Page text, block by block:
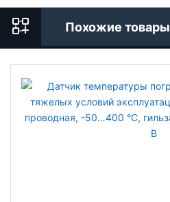
Похожие товары